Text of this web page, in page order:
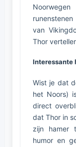
van
Thor
Interessante
Wist je dat
het Noors)
direct
dat Thor in
zijn hamer
humor en